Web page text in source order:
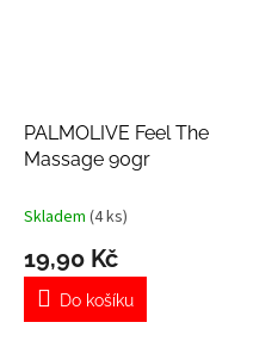
PALMOLIVE Feel The
Massage 90gr
Skladem (4 ks)
19,90 Kč
Do košíku